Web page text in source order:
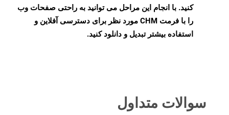
کنید. با انجام این مراحل می توانید به راحتی صفحات وب
را با فرمت CHM مورد نظر برای دسترسی آفلاین و
استفاده بیشتر تبدیل و دانلود کنید.
سوالات متداول